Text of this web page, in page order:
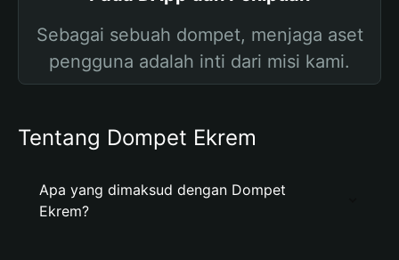
Sebagai sebuah dompet, menjaga aset
pengguna adalah inti dari misi kami.
Tentang Dompet Ekrem
Apa yang dimaksud dengan Dompet
Ekrem?